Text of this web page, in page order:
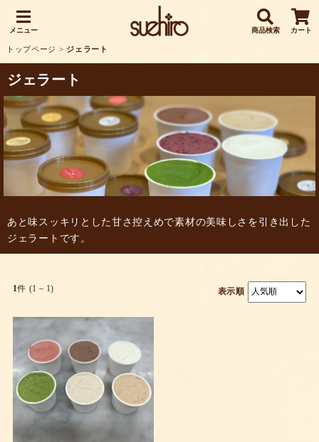
メニュー 商品検索 カート
トップページ > ジェラート
ジェラート
あと味スッキリとした甘さ控えめで素材の美味しさを引き出した
ジェラートです。
1件 (1－1) 表示順